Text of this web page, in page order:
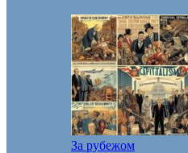
За рубежом